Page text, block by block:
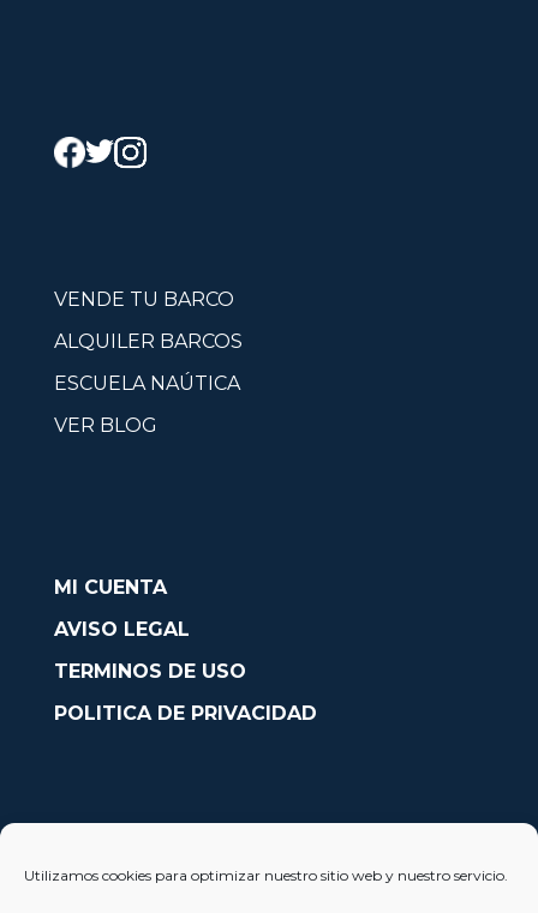
Utilizamos cookies para optimizar nuestro sitio web y nuestro servicio.
VENDE TU BARCO
ALQUILER BARCOS
ESCUELA NAÚTICA
VER BLOG
MI CUENTA
AVISO LEGAL
TERMINOS DE USO
POLITICA DE PRIVACIDAD
Avda. País Valencià nº54, Oficina 23, Alcoy (Alicante)